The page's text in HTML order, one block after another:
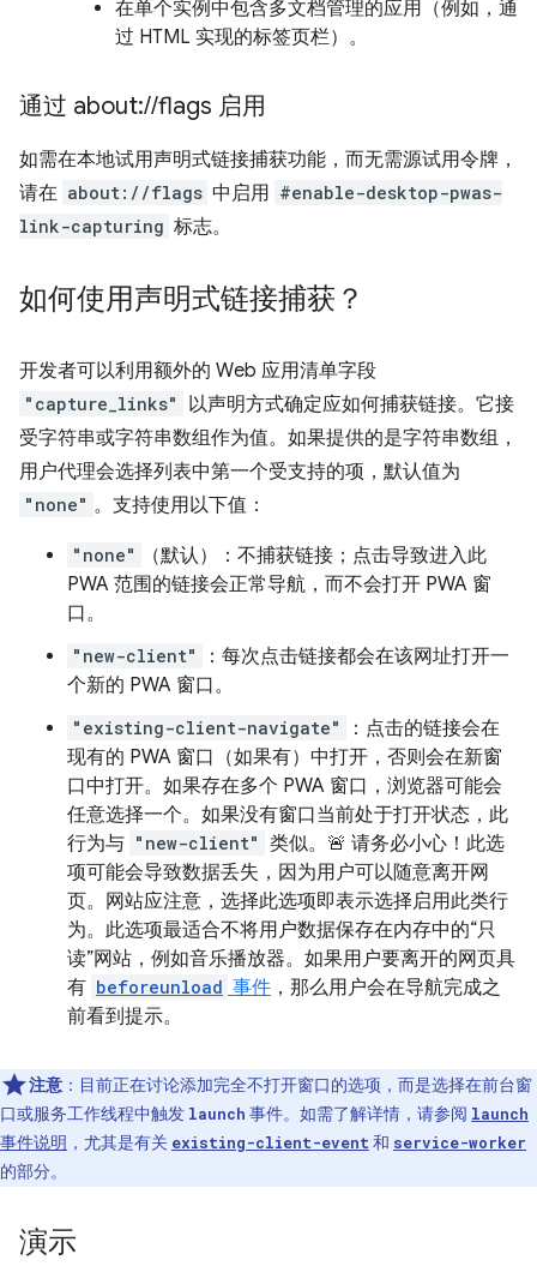
在单个实例中包含多文档管理的应用（例如，通
过 HTML 实现的标签页栏）。
通过 about://flags 启用
如需在本地试用声明式链接捕获功能，而无需源试用令牌，
请在 about://flags 中启用 #enable-desktop-pwas-
link-capturing 标志。
如何使用声明式链接捕获？
开发者可以利用额外的 Web 应用清单字段
"capture_links"
以声明方式确定应如何捕获链接。它接
受字符串或字符串数组作为值。如果提供的是字符串数组，
用户代理会选择列表中第一个受支持的项，默认值为
"none" 。支持使用以下值：
"none"
（默认）：不捕获链接；点击导致进入此
PWA 范围的链接会正常导航，而不会打开 PWA 窗
口。
"new-client"
：每次点击链接都会在该网址打开一
个新的 PWA 窗口。
"existing-client-navigate"
：点击的链接会在
现有的 PWA 窗口（如果有）中打开，否则会在新窗
口中打开。如果存在多个 PWA 窗口，浏览器可能会
任意选择一个。如果没有窗口当前处于打开状态，此
行为与 "new-client" 类似。🚨 请务必小心！此选
项可能会导致数据丢失，因为用户可以随意离开网
页。网站应注意，选择此选项即表示选择启用此类行
为。此选项最适合不将用户数据保存在内存中的“只
读”网站，例如音乐播放器。如果用户要离开的网页具
有 beforeunload 事件 ，那么用户会在导航完成之
前看到提示。
注意 ：目前正在讨论添加完全不打开窗口的选项，而是选择在前台窗
口或服务工作线程中触发 launch 事件。如需了解详情，请参阅 launch
事件说明 ，尤其是有关 existing-client-event 和 service-worker
的部分。
演示